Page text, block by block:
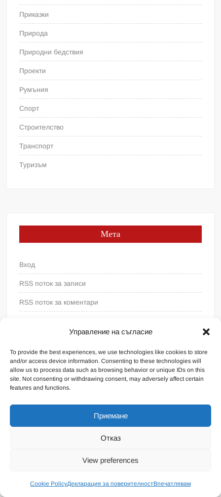
Управление на съгласие
To provide the best experiences, we use technologies like cookies to store
and/or access device information. Consenting to these technologies will
allow us to process data such as browsing behavior or unique IDs on this
site. Not consenting or withdrawing consent, may adversely affect certain
features and functions.
Приемане
Отказ
View preferences
Cookie PolicyДекларация за поверителностВпечатлявам
Приказки
Природа
Природни бедствия
Проекти
Румъния
Спорт
Строителство
Транспорт
Туризъм
Мета
Вход
RSS поток за записи
RSS поток за коментари
Proudly powered by WordPress |Theme: FreeNews
Общи условия